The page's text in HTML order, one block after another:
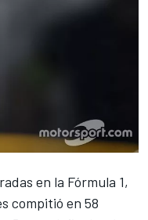
en la Fórmula 1,
compitió en 58